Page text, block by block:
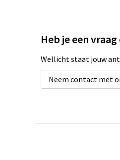
Heb je een
Wellicht staat jouw
Neem contact met